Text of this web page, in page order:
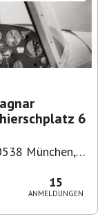
6
München,
15
ANMELDUNGEN